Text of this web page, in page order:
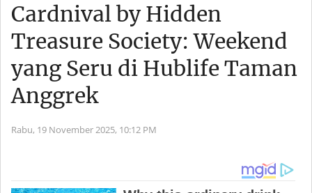
Cardnival by Hidden
Treasure Society: Weekend
yang Seru di Hublife Taman
Anggrek
Rabu, 19 November 2025, 10:12 PM